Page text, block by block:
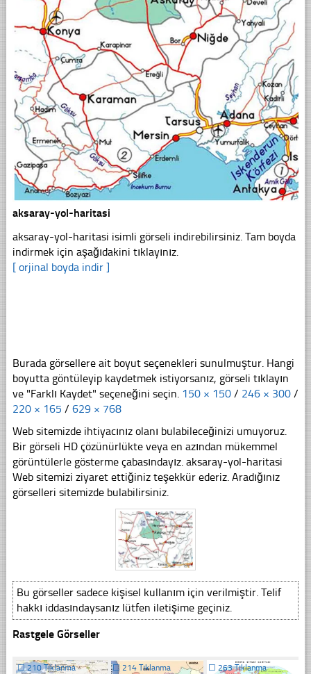
aksaray-yol-haritasi
aksaray-yol-haritasi isimli görseli indirebilirsiniz. Tam boyda
indirmek için aşağıdakini tıklayınız.
[ orjinal boyda indir ]
Burada görsellere ait boyut seçenekleri sunulmuştur. Hangi
boyutta göntüleyip kaydetmek istiyorsanız, görseli tıklayın
ve "Farklı Kaydet" seçeneğini seçin. 150 × 150 / 246 × 300 /
220 × 165 / 629 × 768
Web sitemizde ihtiyacınız olanı bulabileceğinizi umuyoruz.
Bir görseli HD çözünürlükte veya en azından mükemmel
görüntülerle gösterme çabasındayız. aksaray-yol-haritasi
Web sitemizi ziyaret ettiğiniz teşekkür ederiz. Aradığınız
görselleri sitemizde bulabilirsiniz.
Bu görseller sadece kişisel kullanım için verilmiştir. Telif
hakkı iddasındaysanız lütfen iletişime geçiniz.
Rastgele Görseller
☐210 Tıklanma ☐214 Tıklanma ☐ 263 Tıklanma